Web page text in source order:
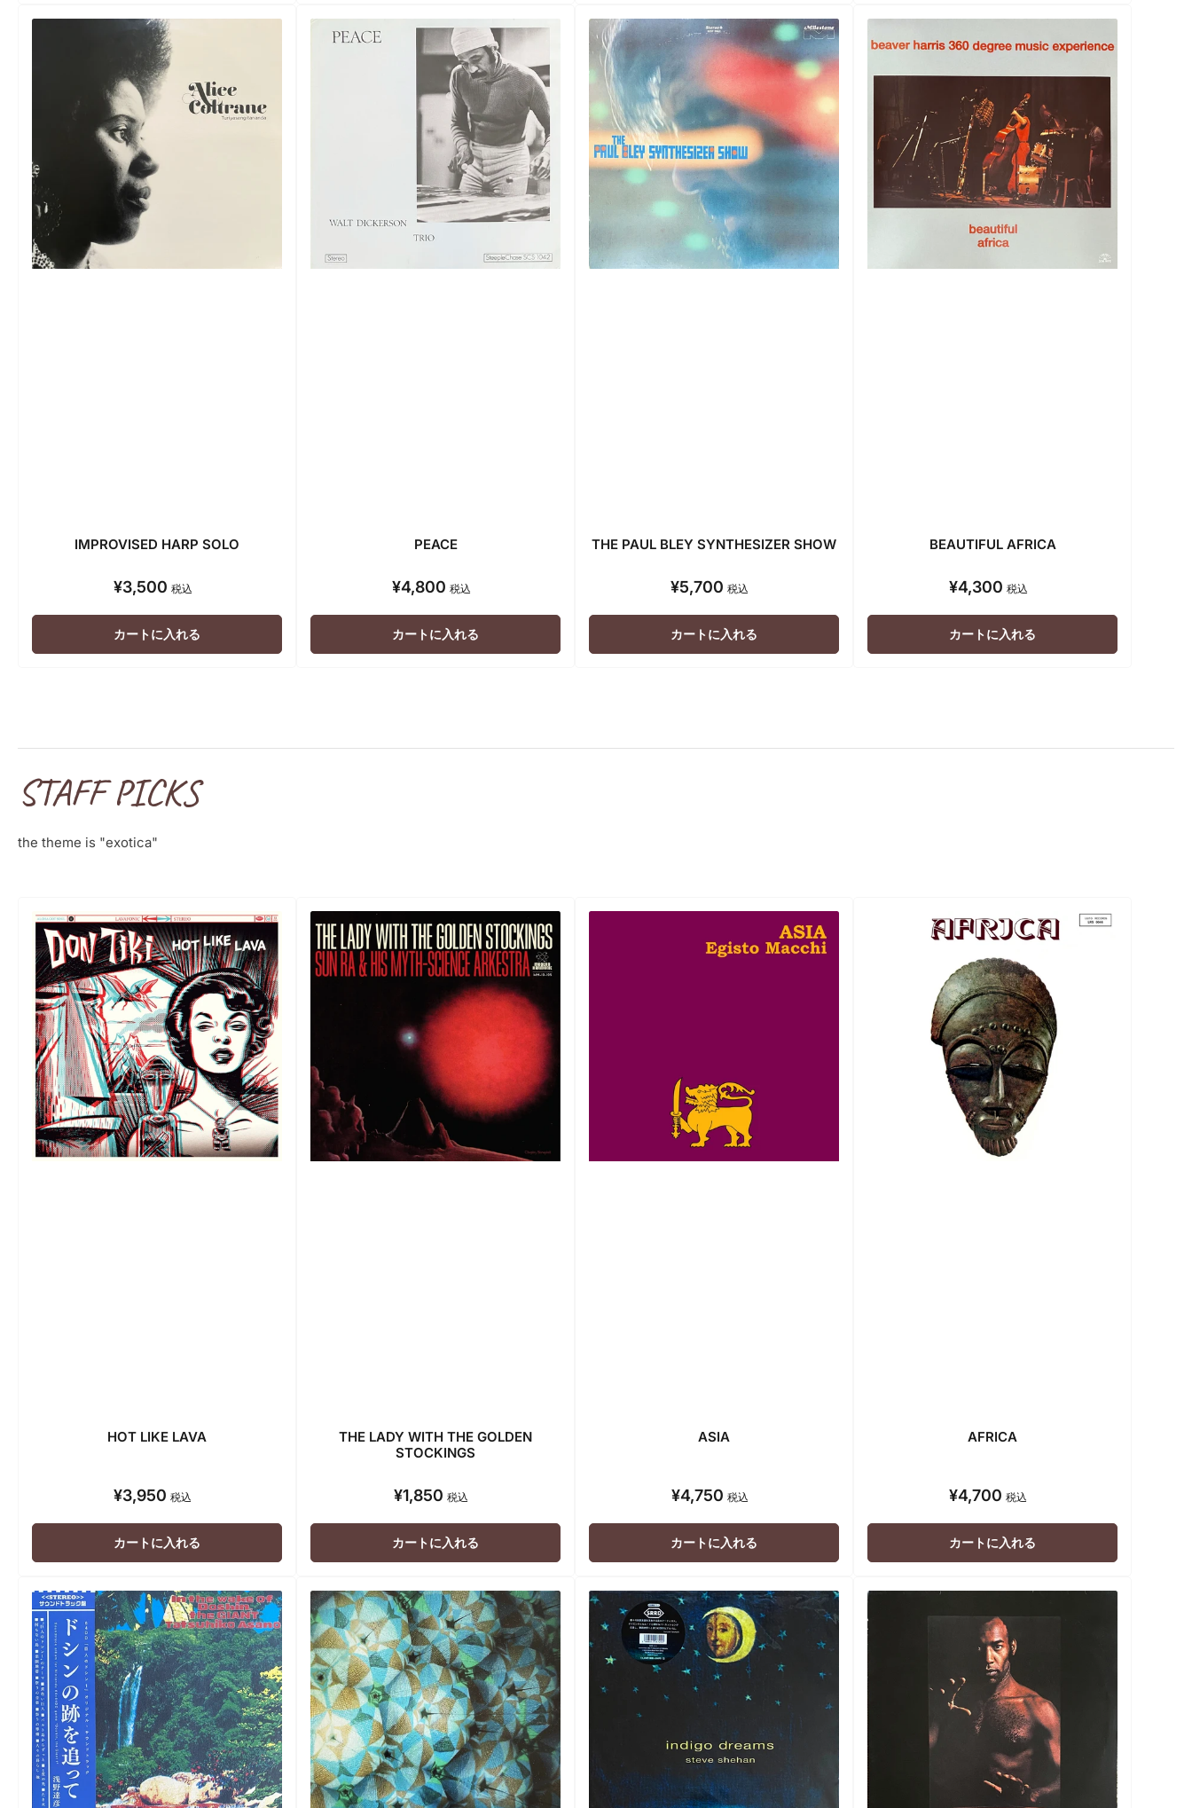
IMPROVISED HARP SOLO
通
価
格
¥3,500 税込
カートに入れる
PEACE
通
価
格
¥4,800 税込
カートに入れる
THE PAUL BLEY SYNTHESIZER SHOW
通
価
格
¥5,700 税込
カートに入れる
BEAUTIFUL AFRICA
通
価
格
¥4,300 税込
カートに入れる
STAFF PICKS
the theme is "exotica"
HOT LIKE LAVA
通
価
格
¥3,950 税込
カートに入れる
THE LADY WITH THE GOLDEN
STOCKINGS
通
価
格
¥1,850 税込
カートに入れる
ASIA
通
価
格
¥4,750 税込
カートに入れる
AFRICA
通
価
格
¥4,700 税込
カートに入れる